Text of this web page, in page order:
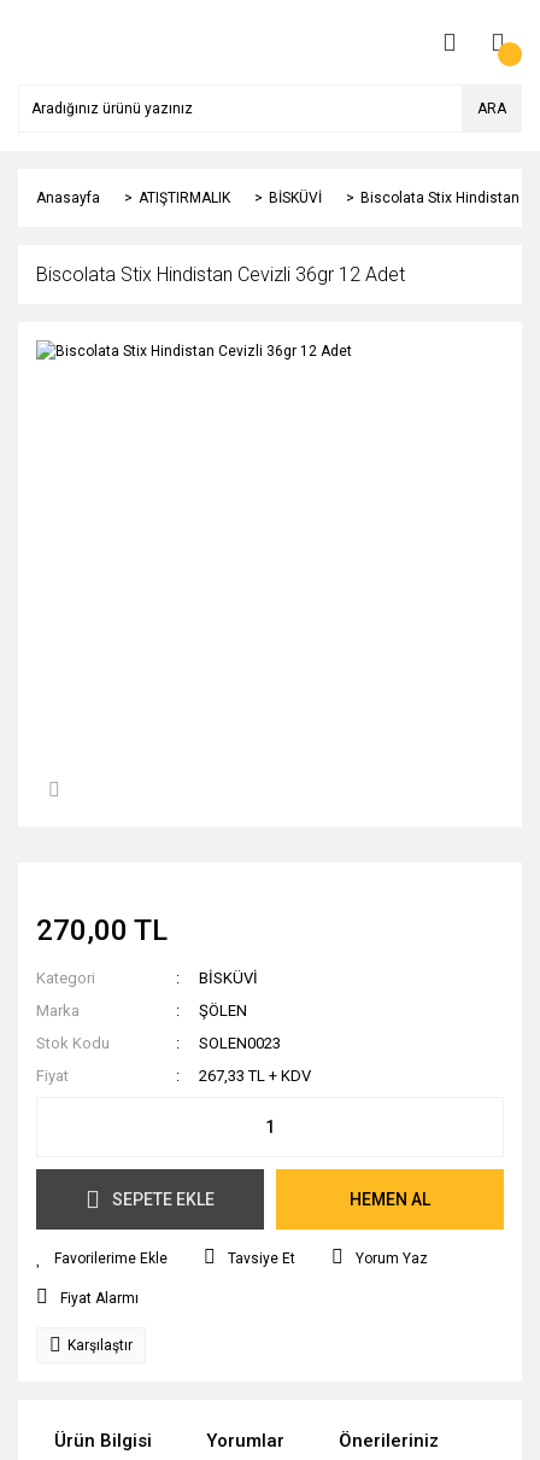
ARA
Anasayfa ATIŞTIRMALIK BİSKÜVİ Biscolata Stix Hindistan
Biscolata Stix Hindistan Cevizli 36gr 12 Adet
270,00 TL
Kategori
BİSKÜVİ
Marka
ŞÖLEN
Stok Kodu
SOLEN0023
Fiyat
267,33 TL + KDV
SEPETE EKLE HEMEN AL
Tavsiye Et Yorum Yaz
Fiyat Alarmı
Karşılaştır
Ürün Bilgisi Yorumlar Önerileriniz